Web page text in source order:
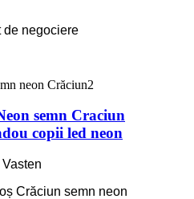
de negociere
semn Craciun
copii led neon
Crăciun semn neon